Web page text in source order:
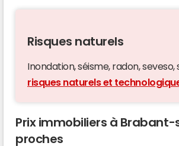
Risques naturels
Inondation, séisme, radon, seveso,
risques naturels et
Prix immobiliers à
proches